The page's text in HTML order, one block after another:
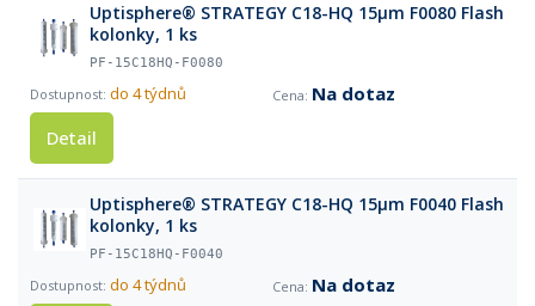
Uptisphere® STRATEGY C18-HQ 15µm F0080 Flash
kolonky, 1 ks
PF-15C18HQ-F0080
do 4 týdnů
Na dotaz
Detail
Uptisphere® STRATEGY C18-HQ 15µm F0040 Flash
kolonky, 1 ks
PF-15C18HQ-F0040
do 4 týdnů
Na dotaz